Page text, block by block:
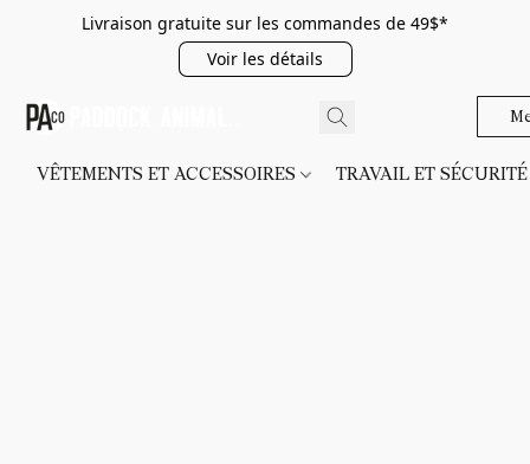
Livraison gratuite sur les commandes de 49$*
Voir les détails
VÊTEMENTS ET ACCESSOIRES TRAVAIL ET